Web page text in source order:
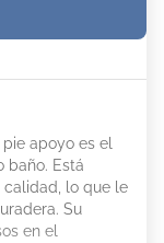
apoyo es el
baño. Está
lo que le
Su
en el